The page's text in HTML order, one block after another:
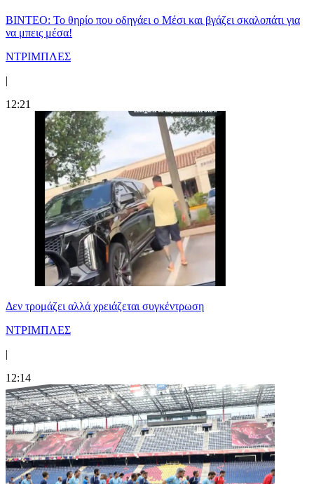
ΒΙΝΤΕΟ: Το θηρίο που οδηγάει ο Μέσι και βγάζει σκαλοπάτι για
να μπεις μέσα!
ΝΤΡΙΜΠΛΕΣ
|
12:21
Δεν τρομάζει αλλά χρειάζεται συγκέντρωση
ΝΤΡΙΜΠΛΕΣ
|
12:14